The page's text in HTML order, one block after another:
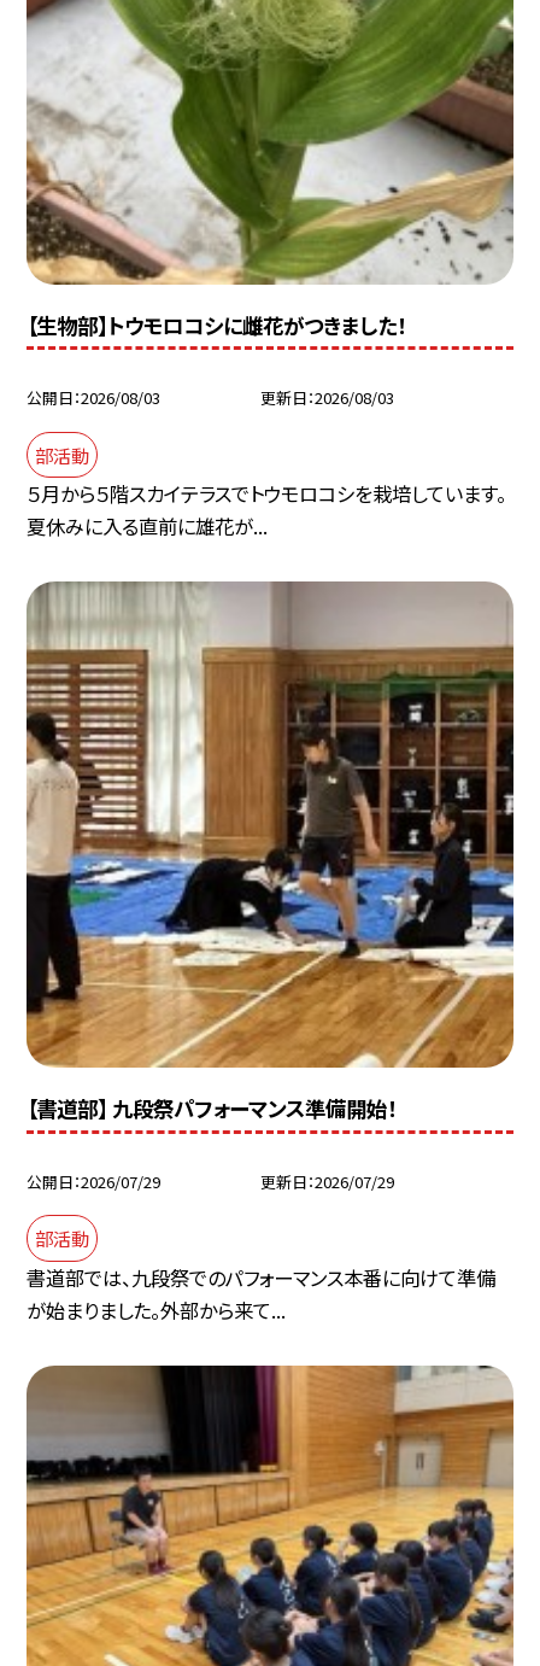
【生物部】トウモロコシに雌花がつきました！
公開日 2026/08/03 更新日 2026/08/03
部活動
５月から５階スカイテラスでトウモロコシを栽培しています。
夏休みに入る直前に雄花が...
【書道部】 九段祭パフォーマンス準備開始！
公開日 2026/07/29 更新日 2026/07/29
部活動
書道部では、九段祭でのパフォーマンス本番に向けて準備
が始まりました。外部から来て...